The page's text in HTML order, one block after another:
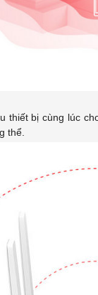
thiết bị cùng lúc
thể.